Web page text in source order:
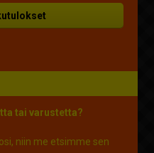
tai varustetta?
niin me etsimme sen